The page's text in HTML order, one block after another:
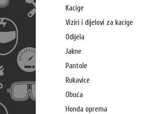
Kacige
Viziri i dijelovi za kacige
Odijela
Jakne
Pantole
Rukavice
Obuća
Honda oprema